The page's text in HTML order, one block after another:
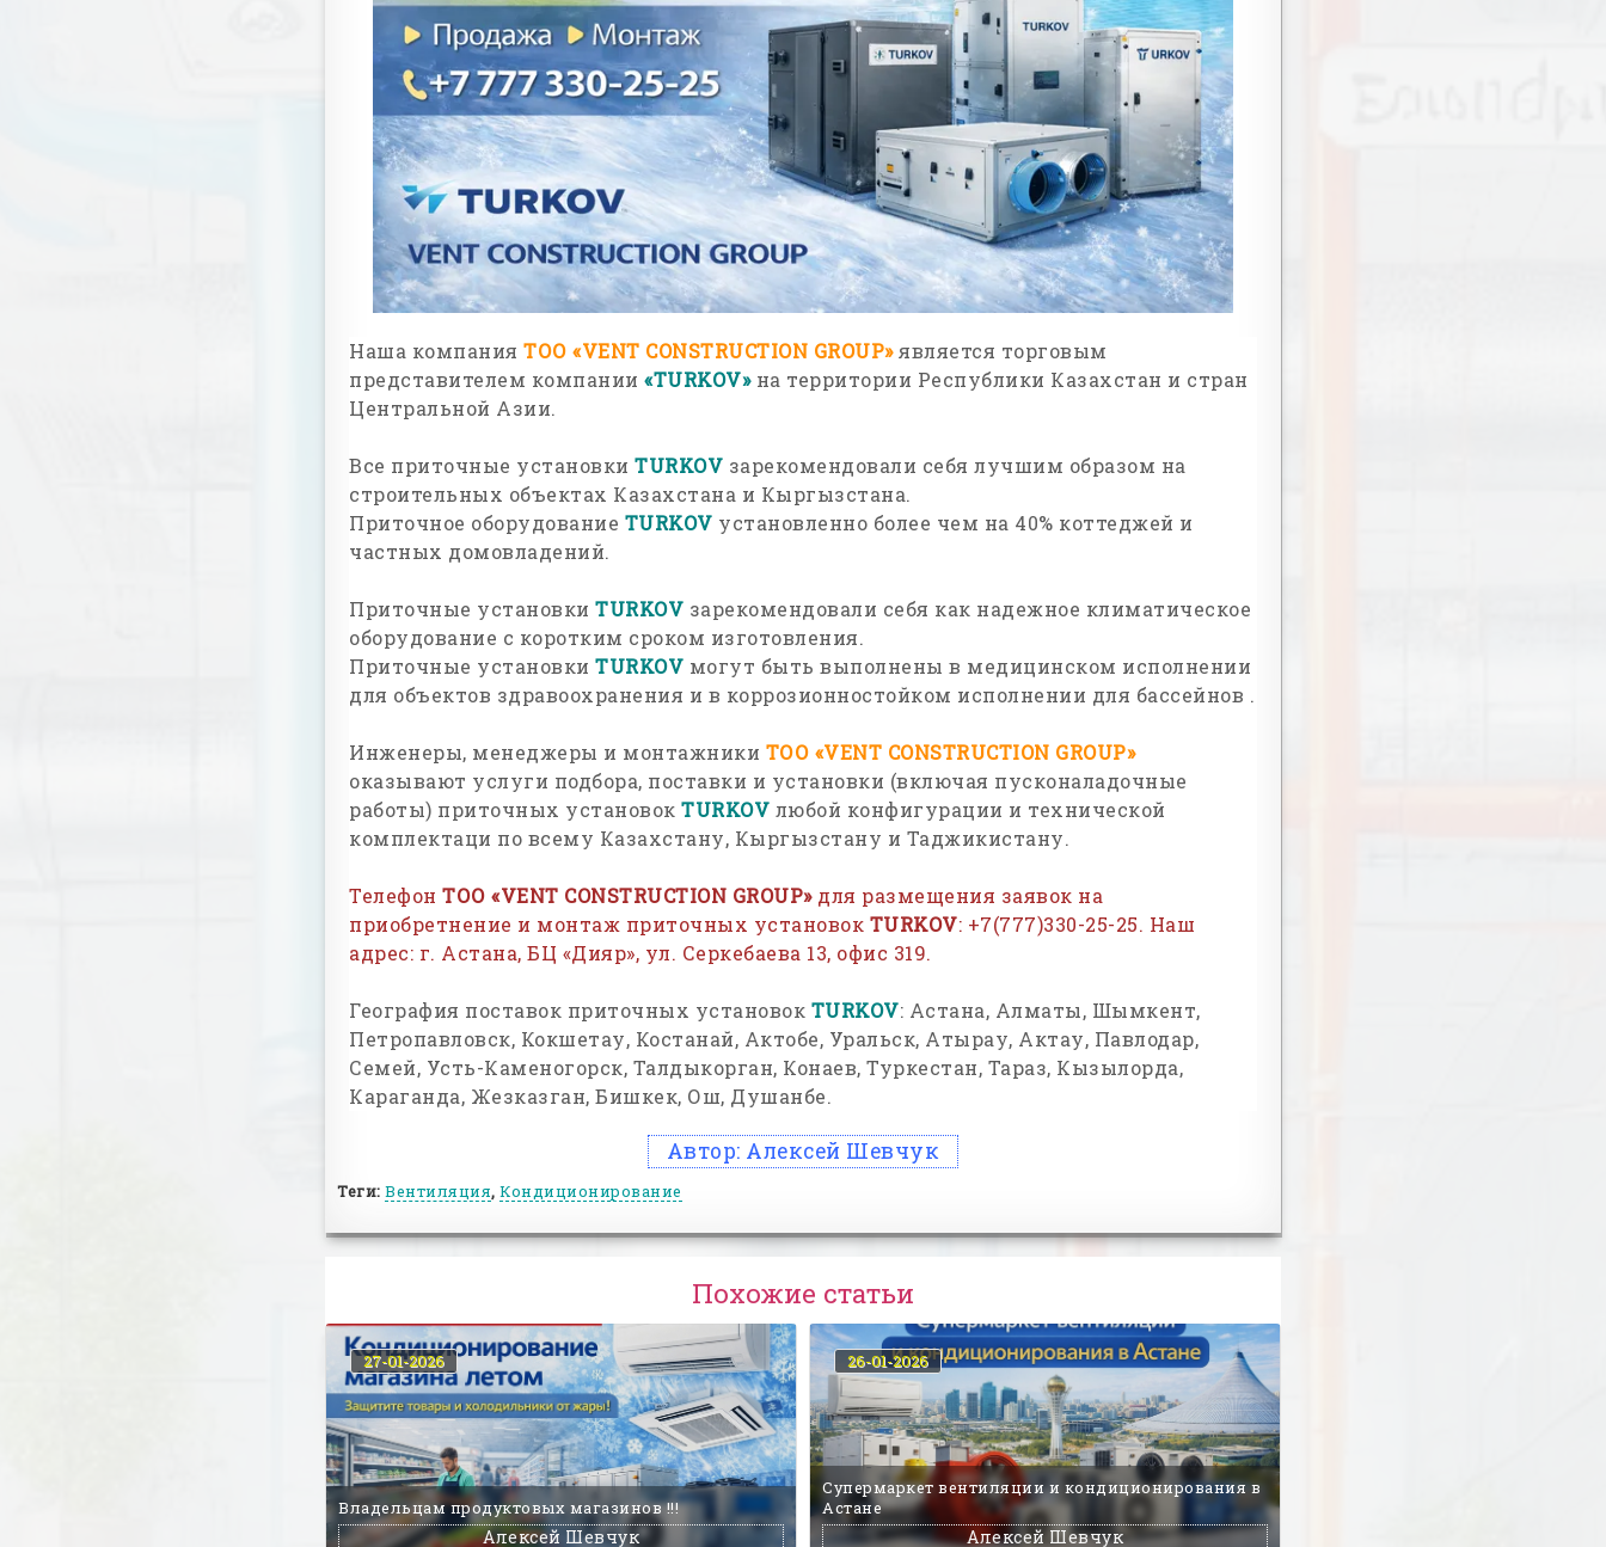
Наша компания ТОО «VENT CONSTRUCTION GROUP»является торговым
представителем компании «TURKOV»на территории Республики Казахстан и стран
Центральной Азии.
Все приточные установки TURKOV зарекомендовали себя лучшим образом на
строительных объектах Казахстана и Кыргызстана.
Приточное оборудование TURKOV установленно более чем на 40% коттеджей и
частных домовладений.
Приточные установки TURKOV зарекомендовали себя как надежное климатическое
оборудование с коротким сроком изготовления.
Приточные установки TURKOV могут быть выполнены в медицинском исполнении
для объектов здравоохранения и в коррозионностойком исполнении для бассейнов .
Инженеры, менеджеры и монтажники ТОО «VENT CONSTRUCTION GROUP»
оказывают услуги подбора, поставки и установки (включая пусконаладочные
работы) приточных установок TURKOV любой конфигурации и технической
комплектаци по всему Казахстану, Кыргызстану и Таджикистану.
Телефон ТОО «VENT CONSTRUCTION GROUP»для размещения заявок на
приобретнение и монтаж приточных установок TURKOV: +7(777)330-25-25. Наш
адрес: г. Астана, БЦ «Дияр», ул. Серкебаева 13, офис 319.
География поставок приточных установок TURKOV: Астана, Алматы, Шымкент,
Петропавловск, Кокшетау, Костанай, Актобе, Уральск, Атырау, Актау, Павлодар,
Семей, Усть-Каменогорск, Талдыкорган, Конаев, Туркестан, Тараз, Кызылорда,
Караганда, Жезказган, Бишкек, Ош, Душанбе.
Автор: Алексей Шевчук
Теги: Вентиляция, Кондиционирование
Похожие статьи
Владельцам продуктовых магазинов !!!
Алексей Шевчук
27-01-2026
Супермаркет вентиляции и кондиционирования в
Астане
Алексей Шевчук
26-01-2026